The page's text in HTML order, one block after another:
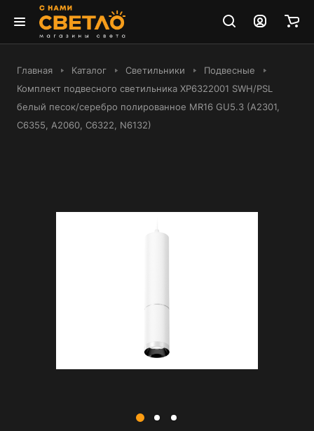
Главная Каталог Светильники
Подвесные
Комплект подвесного светильника XP6322001 SWH/PSL
белый песок/серебро полированное MR16 GU5.3 (A2301,
C6355, A2060, C6322, N6132)